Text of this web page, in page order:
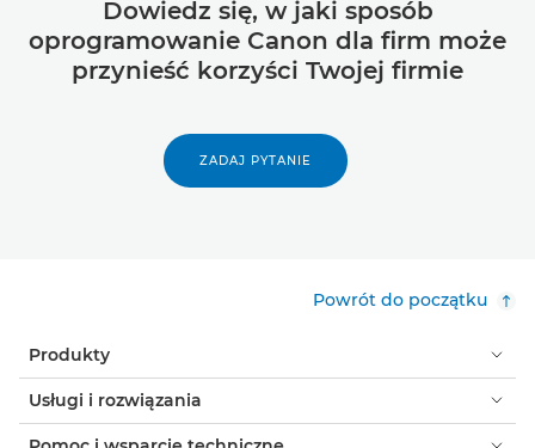
Dowiedz się, w jaki sposób
oprogramowanie Canon dla firm może
przynieść korzyści Twojej firmie
ZADAJ PYTANIE
Powrót do początku
Produkty
Usługi i rozwiązania